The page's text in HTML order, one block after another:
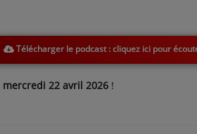
Télécharger le podcast
mercredi 22 avril 2026 !
Émilie